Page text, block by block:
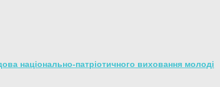
національно-патріотичного виховання молоді